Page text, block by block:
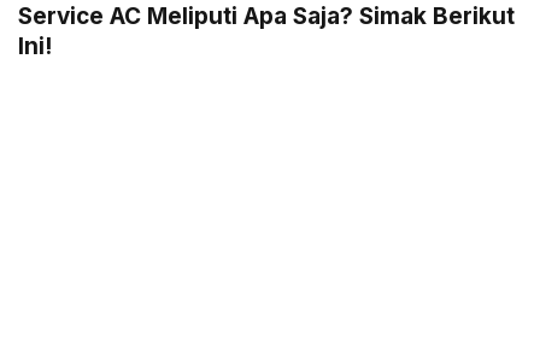
Service AC Meliputi Apa Saja? Simak Berikut
Ini!